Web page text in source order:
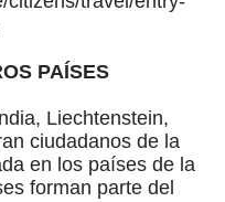
PAÍSES
Liechtenstein,
ciudadanos de la
en los países de la
forman parte del